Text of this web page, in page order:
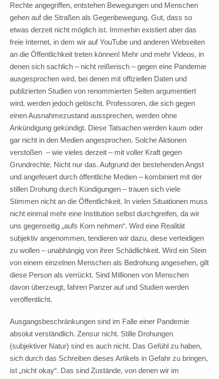
Rechte angegriffen, entstehen Bewegungen und Menschen
gehen auf die Straßen als Gegenbewegung. Gut, dass so
etwas derzeit nicht möglich ist. Immerhin existiert aber das
freie Internet, in dem wir auf YouTube und anderen Webseiten
an die Öffentlichkeit treten können! Mehr und mehr Videos, in
denen sich sachlich – nicht reißerisch – gegen eine Pandemie
ausgesprochen wird, bei denen mit offiziellen Daten und
publizierten Studien von renommierten Seiten argumentiert
wird, werden jedoch gelöscht. Professoren, die sich gegen
einen Ausnahmezustand aussprechen, werden ohne
Ankündigung gekündigt. Diese Tatsachen werden kaum oder
gar nicht in den Medien angesprochen. Solche Aktionen
verstoßen – wie vieles derzeit – mit voller Kraft gegen
Grundrechte. Nicht nur das. Aufgrund der bestehenden Angst
und angefeuert durch öffentliche Medien – kombiniert mit der
stillen Drohung durch Kündigungen – trauen sich viele
Stimmen nicht an die Öffentlichkeit. In vielen Situationen muss
nicht einmal mehr eine Institution selbst durchgreifen, da wir
uns gegenseitig „aufs Korn nehmen“. Wird eine Realität
subjektiv angenommen, tendieren wir dazu, diese verteidigen
zu wollen – unabhängig von ihrer Schädlichkeit. Wird ein Stein
von einem einzelnen Menschen als Bedrohung angesehen, gilt
diese Person als verrückt. Sind Millionen von Menschen
davon überzeugt, fahren Panzer auf und Studien werden
veröffentlicht.
Ausgangsbeschränkungen sind im Falle einer Pandemie
absolut verständlich. Zensur nicht. Stille Drohungen
(subjektiver Natur) sind es auch nicht. Das Gefühl zu haben,
sich durch das Schreiben dieses Artikels in Gefahr zu bringen,
ist „nicht okay“. Das sind Zustände, von denen wir im